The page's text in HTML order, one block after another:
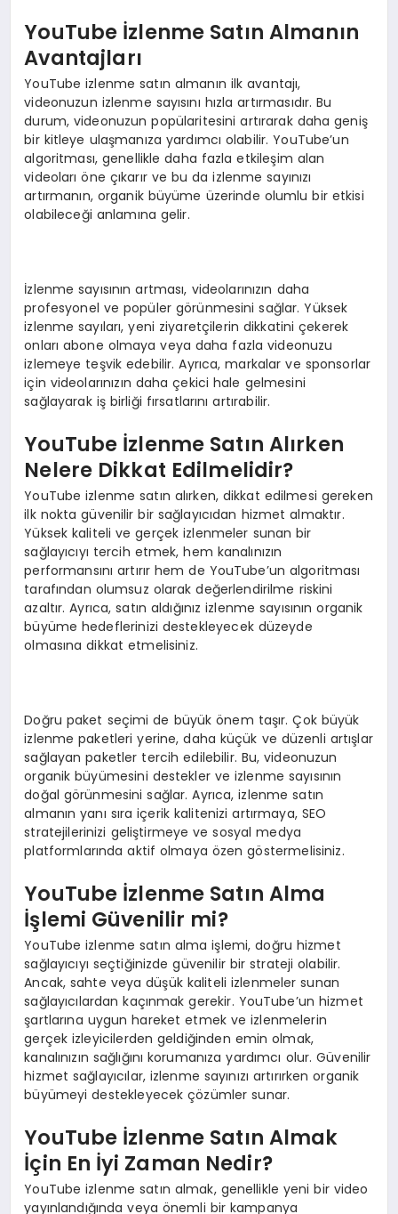
YouTube İzlenme Satın Almanın
Avantajları
YouTube izlenme satın almanın ilk avantajı,
videonuzun izlenme sayısını hızla artırmasıdır. Bu
durum, videonuzun popülaritesini artırarak daha geniş
bir kitleye ulaşmanıza yardımcı olabilir. YouTube’un
algoritması, genellikle daha fazla etkileşim alan
videoları öne çıkarır ve bu da izlenme sayınızı
artırmanın, organik büyüme üzerinde olumlu bir etkisi
olabileceği anlamına gelir.
İzlenme sayısının artması, videolarınızın daha
profesyonel ve popüler görünmesini sağlar. Yüksek
izlenme sayıları, yeni ziyaretçilerin dikkatini çekerek
onları abone olmaya veya daha fazla videonuzu
izlemeye teşvik edebilir. Ayrıca, markalar ve sponsorlar
için videolarınızın daha çekici hale gelmesini
sağlayarak iş birliği fırsatlarını artırabilir.
YouTube İzlenme Satın Alırken
Nelere Dikkat Edilmelidir?
YouTube izlenme satın alırken, dikkat edilmesi gereken
ilk nokta güvenilir bir sağlayıcıdan hizmet almaktır.
Yüksek kaliteli ve gerçek izlenmeler sunan bir
sağlayıcıyı tercih etmek, hem kanalınızın
performansını artırır hem de YouTube’un algoritması
tarafından olumsuz olarak değerlendirilme riskini
azaltır. Ayrıca, satın aldığınız izlenme sayısının organik
büyüme hedeflerinizi destekleyecek düzeyde
olmasına dikkat etmelisiniz.
Doğru paket seçimi de büyük önem taşır. Çok büyük
izlenme paketleri yerine, daha küçük ve düzenli artışlar
sağlayan paketler tercih edilebilir. Bu, videonuzun
organik büyümesini destekler ve izlenme sayısının
doğal görünmesini sağlar. Ayrıca, izlenme satın
almanın yanı sıra içerik kalitenizi artırmaya, SEO
stratejilerinizi geliştirmeye ve sosyal medya
platformlarında aktif olmaya özen göstermelisiniz.
YouTube İzlenme Satın Alma
İşlemi Güvenilir mi?
YouTube izlenme satın alma işlemi, doğru hizmet
sağlayıcıyı seçtiğinizde güvenilir bir strateji olabilir.
Ancak, sahte veya düşük kaliteli izlenmeler sunan
sağlayıcılardan kaçınmak gerekir. YouTube’un hizmet
şartlarına uygun hareket etmek ve izlenmelerin
gerçek izleyicilerden geldiğinden emin olmak,
kanalınızın sağlığını korumanıza yardımcı olur. Güvenilir
hizmet sağlayıcılar, izlenme sayınızı artırırken organik
büyümeyi destekleyecek çözümler sunar.
YouTube İzlenme Satın Almak
İçin En İyi Zaman Nedir?
YouTube izlenme satın almak, genellikle yeni bir video
yayınlandığında veya önemli bir kampanya